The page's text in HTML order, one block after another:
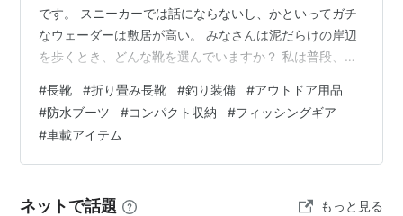
です。 スニーカーでは話にならないし、かといってガチ
なウェーダーは敷居が高い。 みなさんは泥だらけの岸辺
を歩くとき、どんな靴を選んでいますか？ 私は普段、日
子供たちの道具や自分の趣味の荷物で、トランクはいつ
もいっぱいです。 以前乗っていたレガシィやセレナの時
もそうでしたが、車内の限られた積載スペースをミリ単
位で工夫してパズルみたいに荷物を収めるのが、私の変
かさばるゴム長靴を無理やりトランクに…
#長靴 #折り畳み長靴 #釣り装備 #アウトドア用品
#防水ブーツ #コンパクト収納 #フィッシングギア
#車載アイテム
ネットで話題 もっと見る